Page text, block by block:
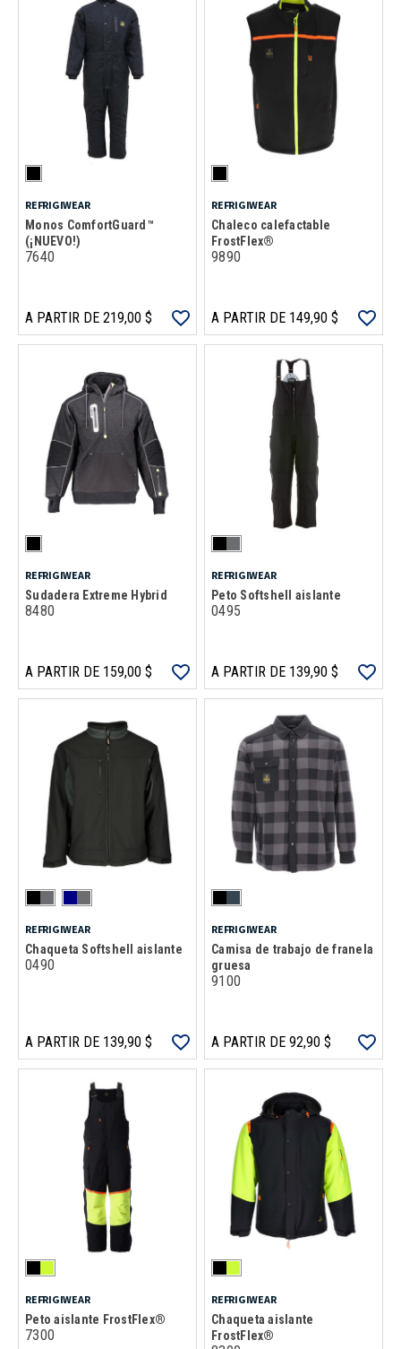
REFRIGIWEAR
Monos ComfortGuard™
(¡NUEVO!)
7640
A PARTIR DE 219,00 $
REFRIGIWEAR
Chaleco calefactable
FrostFlex®
9890
A PARTIR DE 149,90 $
REFRIGIWEAR
Sudadera Extreme Hybrid
8480
A PARTIR DE 159,00 $
REFRIGIWEAR
Peto Softshell aislante
0495
A PARTIR DE 139,90 $
REFRIGIWEAR
Chaqueta Softshell aislante
0490
A PARTIR DE 139,90 $
REFRIGIWEAR
Camisa de trabajo de franela
gruesa
9100
A PARTIR DE 92,90 $
REFRIGIWEAR
Peto aislante FrostFlex®
7300
REFRIGIWEAR
Chaqueta aislante
FrostFlex®